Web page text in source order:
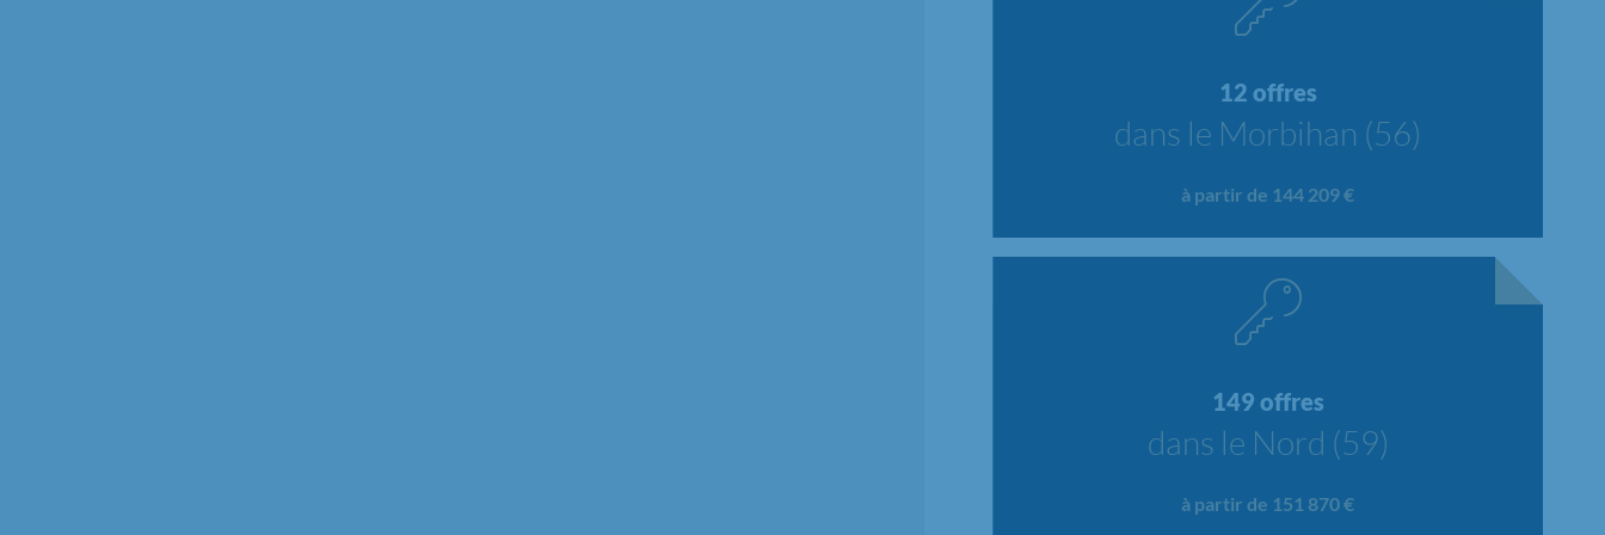
12 offres
dans le Morbihan (56)
à partir de 144 209 €
149 offres
dans le Nord (59)
à partir de 151 870 €